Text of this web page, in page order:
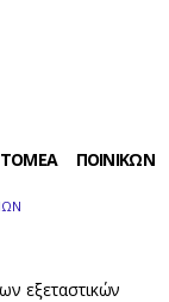
ΠΟΙΝΙΚΩΝ
εξεταστικών